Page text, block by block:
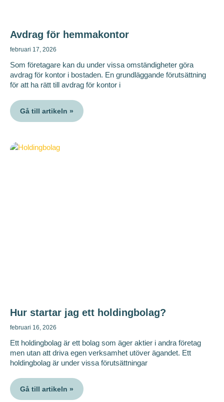
Avdrag för hemmakontor
februari 17, 2026
Som företagare kan du under vissa omständigheter göra
avdrag för kontor i bostaden. En grundläggande förutsättning
för att ha rätt till avdrag för kontor i
Gå till artikeln »
Hur startar jag ett holdingbolag?
februari 16, 2026
Ett holdingbolag är ett bolag som äger aktier i andra företag
men utan att driva egen verksamhet utöver ägandet. Ett
holdingbolag är under vissa förutsättningar
Gå till artikeln »